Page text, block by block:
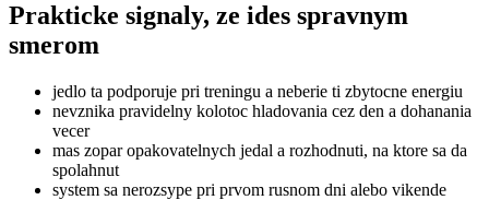
Prakticke signaly, ze ides spravnym
smerom
jedlo ta podporuje pri treningu a neberie ti zbytocne energiu
nevznika pravidelny kolotoc hladovania cez den a dohanania
vecer
mas zopar opakovatelnych jedal a rozhodnuti, na ktore sa da
spolahnut
system sa nerozsype pri prvom rusnom dni alebo vikende